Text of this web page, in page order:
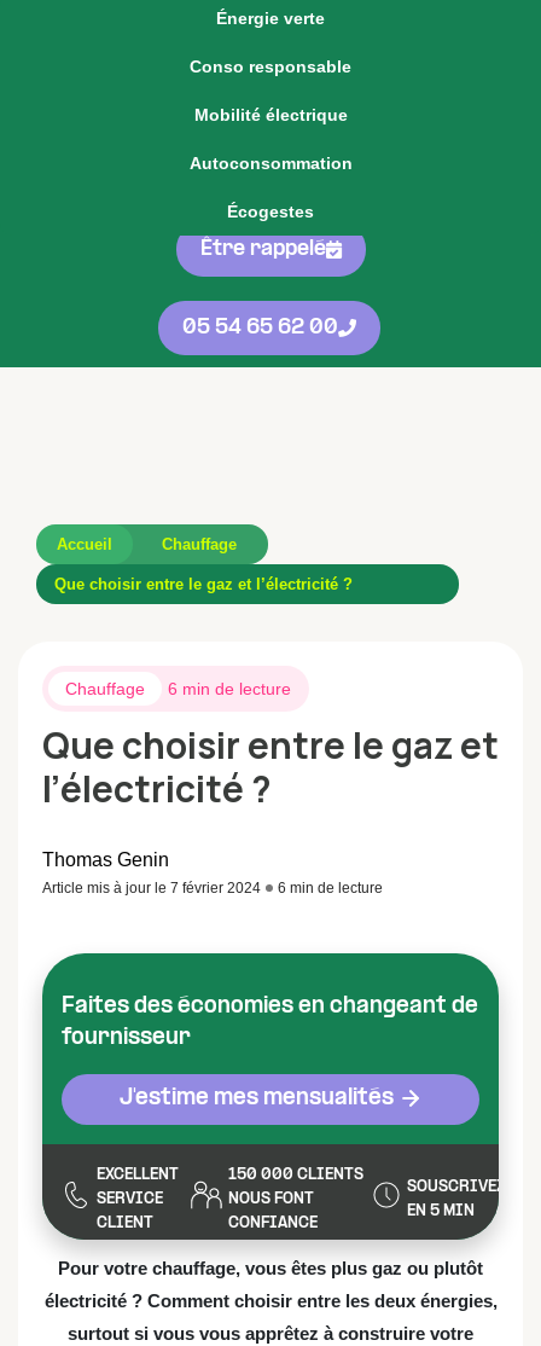
Énergie verte
Conso responsable
Mobilité électrique
Autoconsommation
Écogestes
Voir notre offre d'énergie fixe
05 54 65 62 00
Être rappelé
05 54 65 62 00
Accueil Chauffage
Que choisir entre le gaz et l’électricité ?
Chauffage 6 min de lecture
Que choisir entre le gaz et
l’électricité ?
Thomas Genin
Article mis à jour le 7 février 2024 6 min de lecture
Faites des économies en changeant de
fournisseur
J'estime mes mensualités
EXCELLENT
SERVICE
CLIENT
150 000 CLIENTS
NOUS FONT
CONFIANCE
SOUSCRIVEZ
EN 5 MIN
Pour votre chauffage, vous êtes plus gaz ou plutôt
électricité ? Comment choisir entre les deux énergies,
surtout si vous vous apprêtez à construire votre